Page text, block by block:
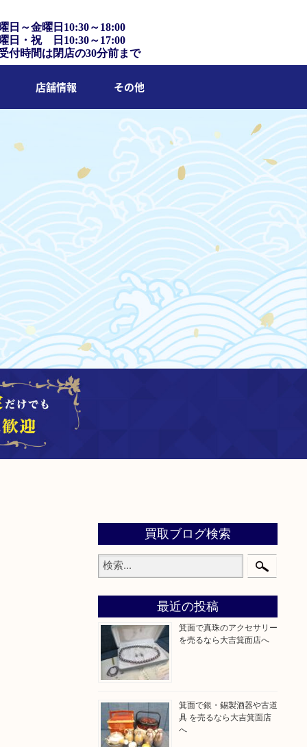
日～金曜日10:30～18:00
日・祝 日10:30～17:00
付時間は閉店の30分前まで
店舗情報 その他
買取ブログ検索
最近の投稿
箕面で真珠のアクセサリー
を売るなら大吉箕面店へ
箕面で銀・錫製酒器や古道
具 を売るなら大吉箕面店
へ